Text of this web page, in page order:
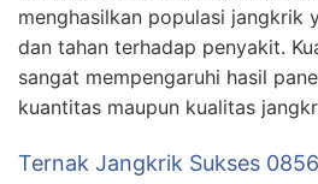
menghasilkan populasi jangkrik
dan tahan terhadap penyakit.
sangat mempengaruhi hasil
kuantitas maupun kualitas
Ternak Jangkrik Sukses